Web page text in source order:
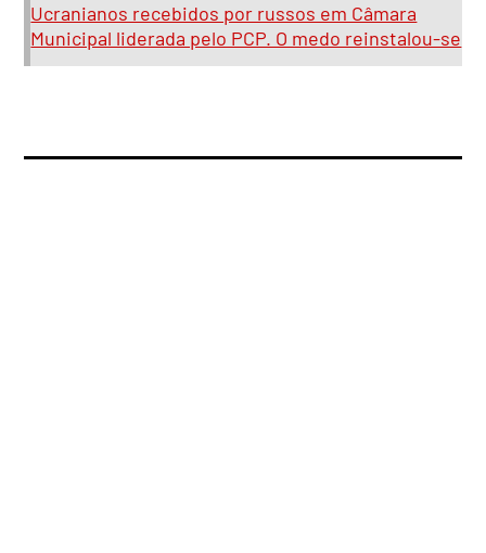
Ucranianos recebidos por russos em Câmara
Municipal liderada pelo PCP. O medo reinstalou-se